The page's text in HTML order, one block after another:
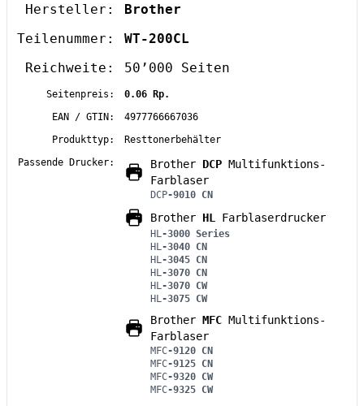
Hersteller:
Brother
Teilenummer:
WT-200CL
Reichweite:
50’000 Seiten
Seitenpreis:
0.06 Rp.
EAN / GTIN:
4977766667036
Produkttyp:
Resttonerbehälter
Passende Drucker:
Brother DCP Multifunktions-
Farblaser
DCP-9010 CN
Brother HL Farblaserdrucker
HL -3000 Series
HL -3040 CN
HL -3045 CN
HL -3070 CN
HL -3070 CW
HL -3075 CW
Brother MFC Multifunktions-
Farblaser
MFC-9120 CN
MFC-9125 CN
MFC-9320 CW
MFC-9325 CW